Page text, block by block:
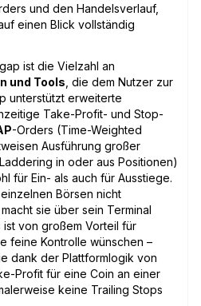
und den Handelsverlauf,
einen Blick vollständig
ist die Vielzahl an
und Tools , die dem Nutzer zur
unterstützt erweiterte
Take-Profit- und Stop-
-Orders (Time-Weighted
Ausführung großer
in oder aus Positionen)
für Ein- als auch für Ausstiege.
Börsen nicht
sie über sein Terminal
von großem Vorteil für
feine Kontrolle wünschen –
dank der Plattformlogik von
Profit für eine Coin an einer
keine Trailing Stops